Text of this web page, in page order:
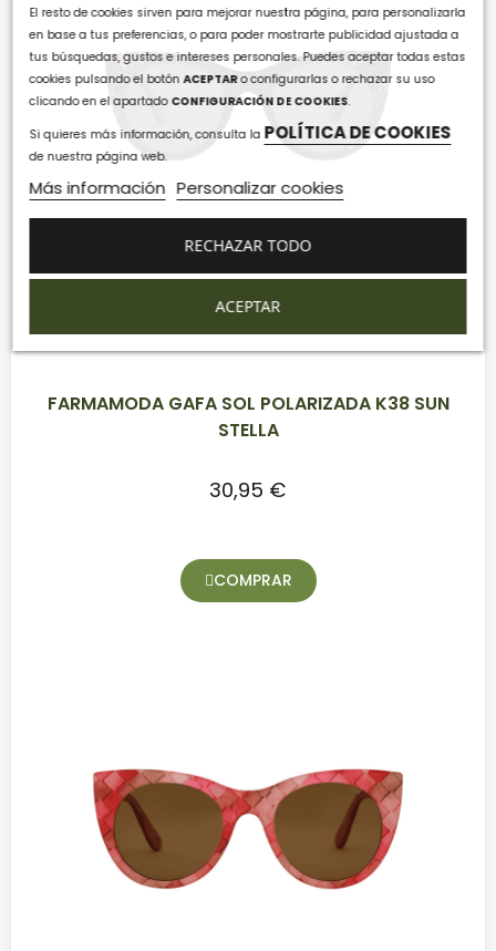
FARMAMODA GAFA SOL POLARIZADA K38 SUN
STELLA
30,95 €
COMPRAR
El resto de cookies sirven para mejorar nuestra página, para personalizarla
en base a tus preferencias, o para poder mostrarte publicidad ajustada a
tus búsquedas, gustos e intereses personales. Puedes aceptar todas estas
cookies pulsando el botónACEPTARo configurarlas o rechazar su uso
clicando en el apartado CONFIGURACIÓN DE COOKIES.
Si quieres más información, consulta la POLÍTICA DE COOKIES
de nuestra página web.
Más información Personalizar cookies
RECHAZAR TODO
ACEPTAR